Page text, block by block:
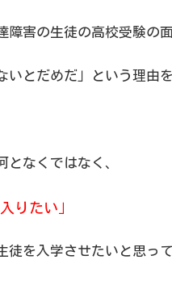
障害の生徒の高校受験の
いとだめだ」という理由
となくではなく、
りたい」
徒を入学させたいと思っ